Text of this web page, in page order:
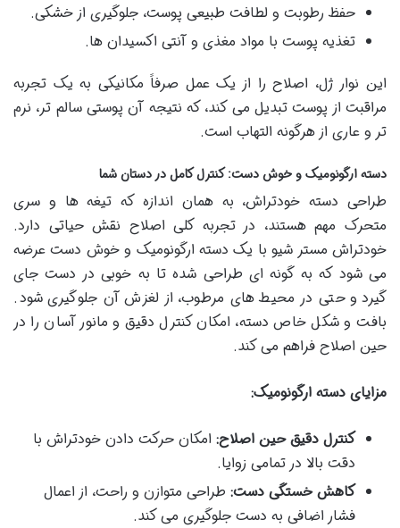
حفظ رطوبت و لطافت طبیعی پوست، جلوگیری از خشکی.
تغذیه پوست با مواد مغذی و آنتی اکسیدان ها.
این نوار ژل، اصلاح را از یک عمل صرفاً مکانیکی به یک تجربه
مراقبت از پوست تبدیل می کند، که نتیجه آن پوستی سالم تر، نرم
تر و عاری از هرگونه التهاب است.
دسته ارگونومیک و خوش دست: کنترل کامل در دستان شما
طراحی دسته خودتراش، به همان اندازه که تیغه ها و سری
متحرک مهم هستند، در تجربه کلی اصلاح نقش حیاتی دارد.
خودتراش مستر شیو با یک دسته ارگونومیک و خوش دست عرضه
می شود که به گونه ای طراحی شده تا به خوبی در دست جای
گیرد و حتی در محیط های مرطوب، از لغزش آن جلوگیری شود.
بافت و شکل خاص دسته، امکان کنترل دقیق و مانور آسان را در
حین اصلاح فراهم می کند.
مزایای دسته ارگونومیک:
کنترل دقیق حین اصلاح: امکان حرکت دادن خودتراش با
دقت بالا در تمامی زوایا.
کاهش خستگی دست: طراحی متوازن و راحت، از اعمال
فشار اضافی به دست جلوگیری می کند.